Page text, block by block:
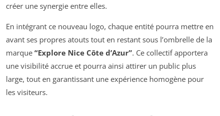
créer une synergie entre elles.
En intégrant ce nouveau logo, chaque entité pourra mettre en
avant ses propres atouts tout en restant sous l’ombrelle de la
marque “Explore Nice Côte d’Azur”. Ce collectif apportera
une visibilité accrue et pourra ainsi attirer un public plus
large, tout en garantissant une expérience homogène pour
les visiteurs.